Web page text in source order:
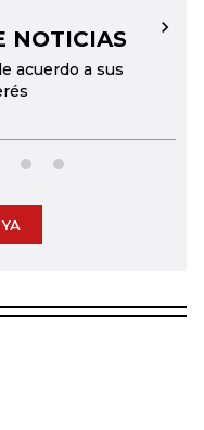
NOTICIAS
acuerdo a sus
→